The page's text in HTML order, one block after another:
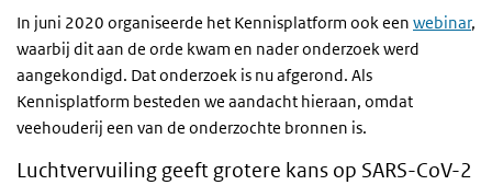
In juni 2020 organiseerde het Kennisplatform ook een webinar,
waarbij dit aan de orde kwam en nader onderzoek werd
aangekondigd. Dat onderzoek is nu afgerond. Als
Kennisplatform besteden we aandacht hieraan, omdat
veehouderij een van de onderzochte bronnen is.
Luchtvervuiling geeft grotere kans op SARS-CoV-2